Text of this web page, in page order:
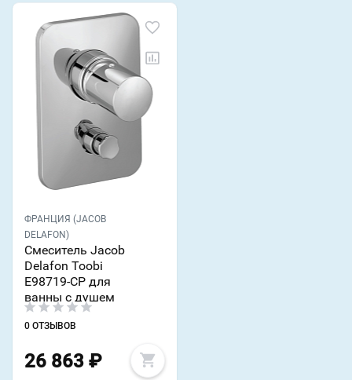
ФРАНЦИЯ (JACOB
DELAFON)
Смеситель Jacob
Delafon Toobi
E98719-CP для
ванны с душем
0 ОТЗЫВОВ
26 863 ₽